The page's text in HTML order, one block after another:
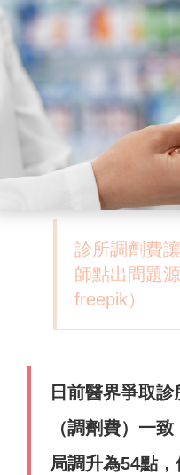
診所調劑費
師點出問題
freepik）
日前醫界爭取
（調劑費）一
局調升為54點